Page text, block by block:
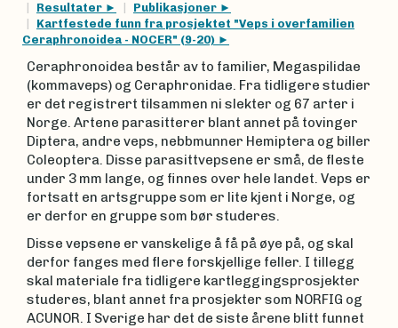
Resultater
Publikasjoner
Kartfestede funn fra prosjektet "Veps i overfamilien
Ceraphronoidea - NOCER" (9-20)
Ceraphronoidea består av to familier, Megaspilidae
(kommaveps) og Ceraphronidae. Fra tidligere studier
er det registrert tilsammen ni slekter og 67 arter i
Norge. Artene parasitterer blant annet på tovinger
Diptera, andre veps, nebbmunner Hemiptera og biller
Coleoptera. Disse parasittvepsene er små, de fleste
under 3 mm lange, og finnes over hele landet. Veps er
fortsatt en artsgruppe som er lite kjent i Norge, og
er derfor en gruppe som bør studeres.
Disse vepsene er vanskelige å få på øye på, og skal
derfor fanges med flere forskjellige feller. I tillegg
skal materiale fra tidligere kartleggingsprosjekter
studeres, blant annet fra prosjekter som NORFIG og
ACUNOR. I Sverige har det de siste årene blitt funnet